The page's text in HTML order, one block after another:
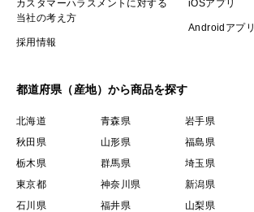
カスタマーハラスメントに対する
当社の考え方
採用情報
iOSアプリ
Androidアプリ
都道府県（産地）から商品を探す
北海道 青森県 岩手県
秋田県
山形県 福島県
栃木県
群馬県 埼玉県
東京都
神奈川県 新潟県
石川県
福井県 山梨県